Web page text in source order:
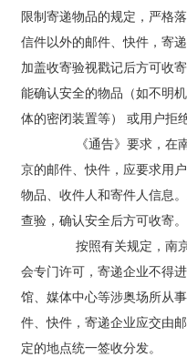
限制寄递物品的规定，严格
信件以外的邮件、快件，寄
加盖收寄验视戳记后方可收
能确认安全的物品（如不明
体的密闭装置等） 或用户拒
《通告》要求，在南
京的邮件、快件，应要求用
物品、收件人和寄件人信息
查验，确认安全后方可收寄。
按照有关规定，南京
会专门许可，寄递企业不得
馆、媒体中心等涉奥场所从
件、快件，寄递企业应交由
定的地点统一签收分发。